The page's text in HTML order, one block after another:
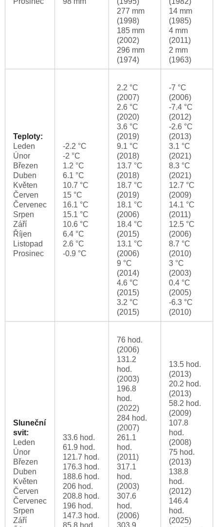
277 mm
(1998)
185 mm
(2002)
296 mm
(1974)
14 mm
(1985)
4 mm
(2011)
2 mm
(1963)
Teploty:
Leden
Únor
Březen
Duben
Květen
Červen
Červenec
Srpen
Září
Říjen
Listopad
Prosinec
-2.2 °C
-2 °C
1.2 °C
6.1 °C
10.7 °C
15 °C
16.1 °C
15.1 °C
10.6 °C
6.4 °C
2.6 °C
-0.9 °C
2.2 °C
(2007)
2.6 °C
(2020)
3.6 °C
(2019)
9.1 °C
(2018)
13.7 °C
(2018)
18.7 °C
(2019)
18.1 °C
(2006)
18.4 °C
(2015)
13.1 °C
(2006)
9 °C
(2014)
4.6 °C
(2015)
3.2 °C
(2015)
-7 °C
(2006)
-7.4 °C
(2012)
-2.6 °C
(2013)
3.1 °C
(2021)
8.3 °C
(2021)
12.7 °C
(2009)
14.1 °C
(2011)
12.5 °C
(2006)
8.7 °C
(2010)
3 °C
(2003)
0.4 °C
(2005)
-6.3 °C
(2010)
Sluneční
svit:
Leden
Únor
Březen
Duben
Květen
Červen
Červenec
Srpen
Září
33.6 hod.
61.9 hod.
121.7 hod.
176.3 hod.
188.6 hod.
206 hod.
208.8 hod.
196 hod.
147.3 hod.
76 hod.
(2006)
131.2
hod.
(2003)
196.8
hod.
(2022)
284 hod.
(2007)
261.1
hod.
(2011)
317.1
hod.
(2003)
307.6
hod.
(2006)
13.5 hod.
(2013)
20.2 hod.
(2013)
58.2 hod.
(2009)
107.8
hod.
(2008)
75 hod.
(2013)
138.8
hod.
(2012)
146.4
hod.
(2025)